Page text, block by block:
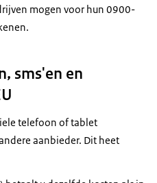
mogen voor hun 0900-
sms'en en
telefoon of tablet
aanbieder. Dit heet